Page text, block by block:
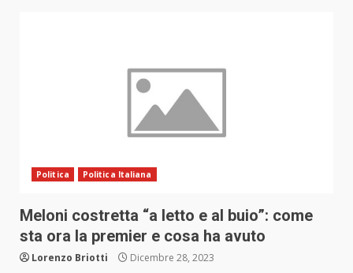
Politica Politica Italiana
Meloni costretta “a letto e al buio”: come
sta ora la premier e cosa ha avuto
Lorenzo Briotti Dicembre 28, 2023